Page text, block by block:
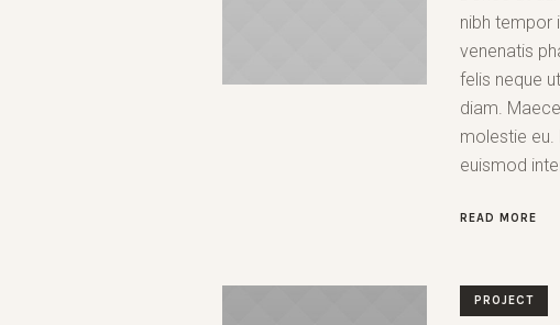
nibh tempor
venenatis
felis neque
diam.
molestie eu.
euismod
READ MORE
PROJECT